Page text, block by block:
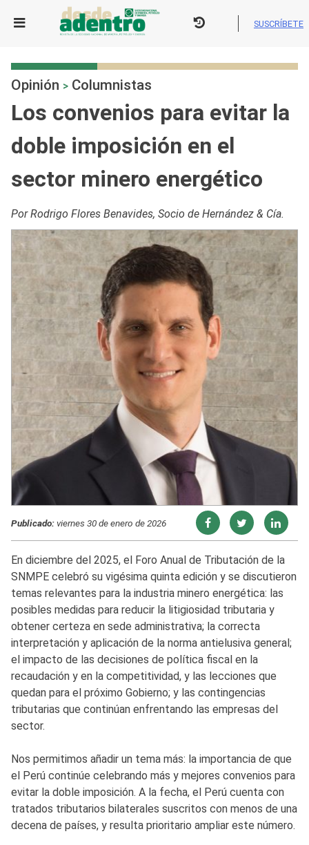
SUSCRÍBETE
Opinión > Columnistas
Los convenios para evitar la
doble imposición en el
sector minero energético
Por Rodrigo Flores Benavides, Socio de Hernández & Cía.
Publicado:viernes 30 de enero de 2026
En diciembre del 2025, el Foro Anual de Tributación de la
SNMPE celebró su vigésima quinta edición y se discutieron
temas relevantes para la industria minero energética: las
posibles medidas para reducir la litigiosidad tributaria y
obtener certeza en sede administrativa; la correcta
interpretación y aplicación de la norma antielusiva general;
el impacto de las decisiones de política fiscal en la
recaudación y en la competitividad, y las lecciones que
quedan para el próximo Gobierno; y las contingencias
tributarias que continúan enfrentando las empresas del
sector.
Nos permitimos añadir un tema más: la importancia de que
el Perú continúe celebrando más y mejores convenios para
evitar la doble imposición. A la fecha, el Perú cuenta con
tratados tributarios bilaterales suscritos con menos de una
decena de países, y resulta prioritario ampliar este número.